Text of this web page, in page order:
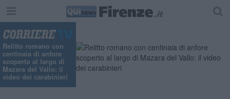
Relitto romano con
centinaia di anfore
scoperto al largo di
Mazara del Vallo: il
video dei carabinieri